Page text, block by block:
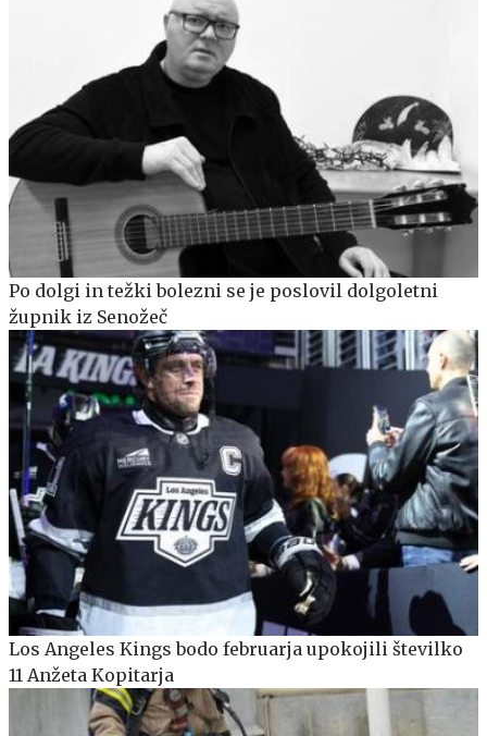
Po dolgi in težki bolezni se je poslovil dolgoletni
župnik iz Senožeč
Los Angeles Kings bodo februarja upokojili številko
11 Anžeta Kopitarja